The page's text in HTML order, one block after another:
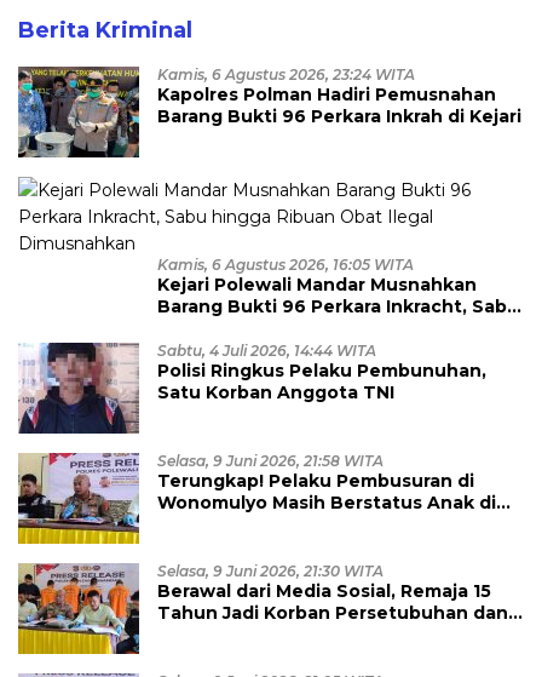
Berita Kriminal
Kamis, 6 Agustus 2026, 23:24 WITA
Kapolres Polman Hadiri Pemusnahan
Barang Bukti 96 Perkara Inkrah di Kejari
Kamis, 6 Agustus 2026, 16:05 WITA
Kejari Polewali Mandar Musnahkan
Barang Bukti 96 Perkara Inkracht, Sabu
Dimusnahkan
Sabtu, 4 Juli 2026, 14:44 WITA
Polisi Ringkus Pelaku Pembunuhan,
Satu Korban Anggota TNI
Selasa, 9 Juni 2026, 21:58 WITA
Terungkap! Pelaku Pembusuran di
Wonomulyo Masih Berstatus Anak di
Selasa, 9 Juni 2026, 21:30 WITA
Berawal dari Media Sosial, Remaja 15
Tahun Jadi Korban Persetubuhan dan